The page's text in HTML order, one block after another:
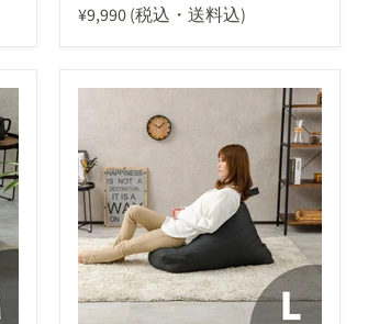
¥9,990(税込・送料込)